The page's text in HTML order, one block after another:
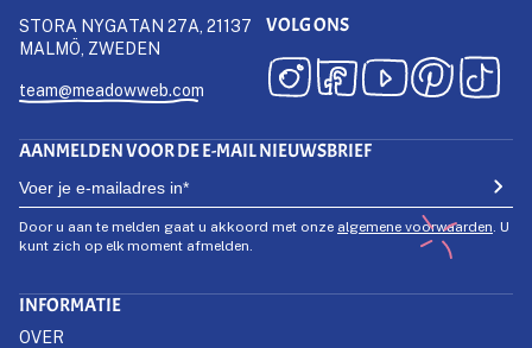
STORA NYGATAN 27A, 21137
MALMÖ, ZWEDEN
team@meadowweb.com
VOLG ONS
AANMELDEN VOOR DE E-MAIL NIEUWSBRIEF
Door u aan te melden gaat u akkoord met onze algemene voorwaarden . U
kunt zich op elk moment afmelden.
INFORMATIE
OVER